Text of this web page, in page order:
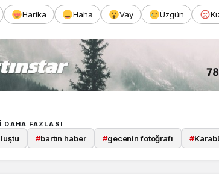
Harika Haha Vay Üzgün
DAHA FAZLASI
#bartın haber #gecenin fotoğrafı #